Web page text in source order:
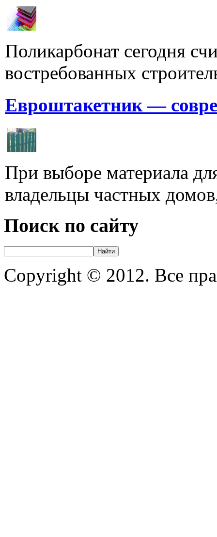
Поликарбонат сегодня
востребованных
Евроштакетник —
При выборе материала
владельцы частных
Поиск по сайту
Copyright © 2012. Все